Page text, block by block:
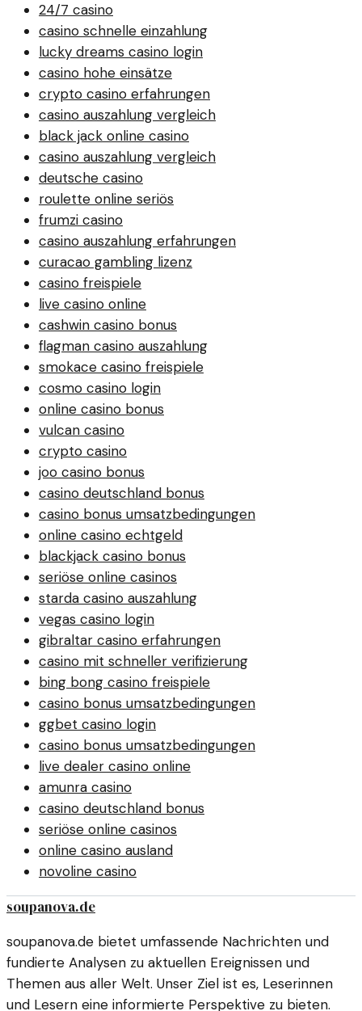
24/7 casino
casino schnelle einzahlung
lucky dreams casino login
casino hohe einsätze
crypto casino erfahrungen
casino auszahlung vergleich
black jack online casino
casino auszahlung vergleich
deutsche casino
roulette online seriös
frumzi casino
casino auszahlung erfahrungen
curacao gambling lizenz
casino freispiele
live casino online
cashwin casino bonus
flagman casino auszahlung
smokace casino freispiele
cosmo casino login
online casino bonus
vulcan casino
crypto casino
joo casino bonus
casino deutschland bonus
casino bonus umsatzbedingungen
online casino echtgeld
blackjack casino bonus
seriöse online casinos
starda casino auszahlung
vegas casino login
gibraltar casino erfahrungen
casino mit schneller verifizierung
bing bong casino freispiele
casino bonus umsatzbedingungen
ggbet casino login
casino bonus umsatzbedingungen
live dealer casino online
amunra casino
casino deutschland bonus
seriöse online casinos
online casino ausland
novoline casino
soupanova.de
soupanova.de bietet umfassende Nachrichten und
fundierte Analysen zu aktuellen Ereignissen und
Themen aus aller Welt. Unser Ziel ist es, Leserinnen
und Lesern eine informierte Perspektive zu bieten.